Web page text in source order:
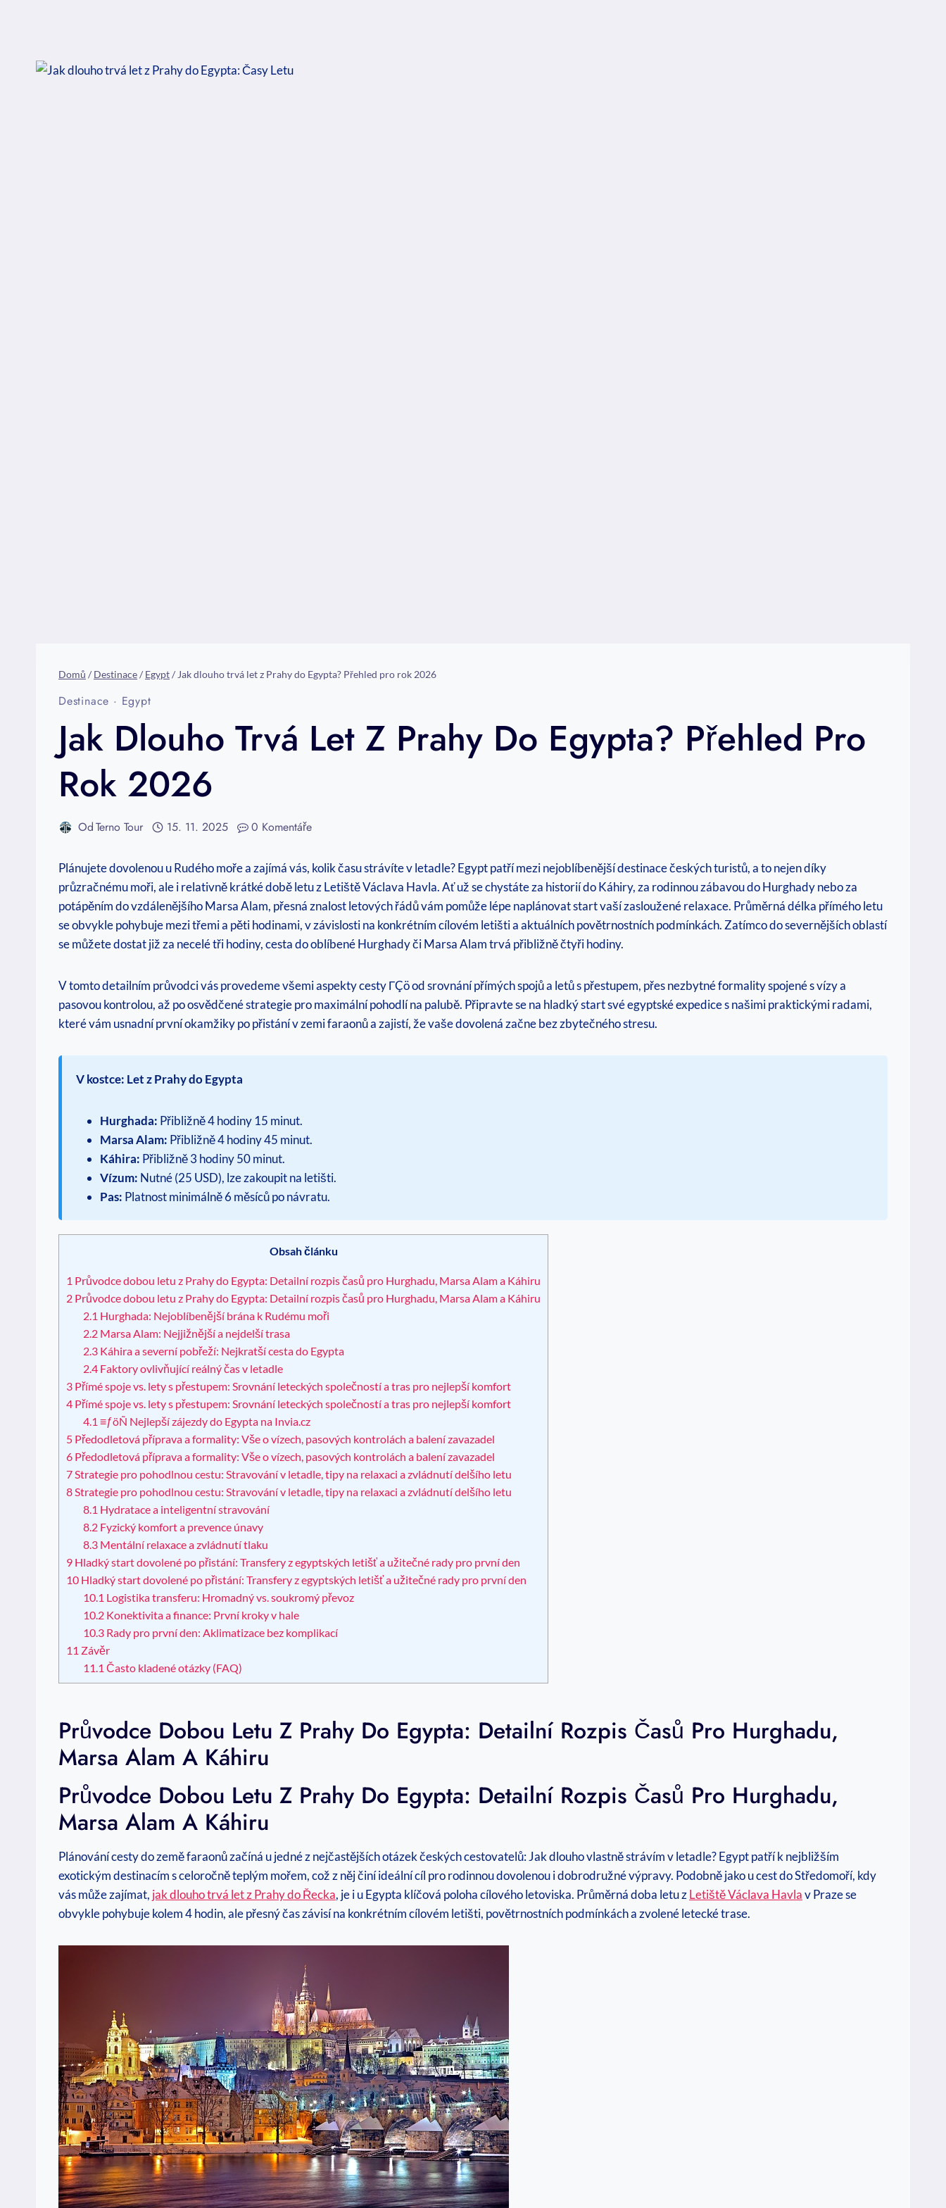
Domů / Destinace/ Egypt/ Jak dlouho trvá let z Prahy do Egypta? Přehled pro rok 2026
Destinace · Egypt
Jak Dlouho Trvá Let Z Prahy Do Egypta? Přehled Pro
Rok 2026
OdTerno Tour 15. 11. 2025 0 Komentáře
Plánujete dovolenou u Rudého moře a zajímá vás, kolik času strávíte v letadle? Egypt patří mezi nejoblíbenější destinace českých turistů, a to nejen díky
průzračnému moři, ale i relativně krátké době letu z Letiště Václava Havla. Ať už se chystáte za historií do Káhiry, za rodinnou zábavou do Hurghady nebo za
potápěním do vzdálenějšího Marsa Alam, přesná znalost letových řádů vám pomůže lépe naplánovat start vaší zasloužené relaxace. Průměrná délka přímého letu
se obvykle pohybuje mezi třemi a pěti hodinami, v závislosti na konkrétním cílovém letišti a aktuálních povětrnostních podmínkách. Zatímco do severnějších oblastí
se můžete dostat již za necelé tři hodiny, cesta do oblíbené Hurghady či Marsa Alam trvá přibližně čtyři hodiny.
V tomto detailním průvodci vás provedeme všemi aspekty cesty ΓÇö od srovnání přímých spojů a letů s přestupem, přes nezbytné formality spojené s vízy a
pasovou kontrolou, až po osvědčené strategie pro maximální pohodlí na palubě. Připravte se na hladký start své egyptské expedice s našimi praktickými radami,
které vám usnadní první okamžiky po přistání v zemi faraonů a zajistí, že vaše dovolená začne bez zbytečného stresu.
V kostce: Let z Prahy do Egypta
Hurghada: Přibližně 4 hodiny 15 minut.
Marsa Alam: Přibližně 4 hodiny 45 minut.
Káhira: Přibližně 3 hodiny 50 minut.
Vízum: Nutné (25 USD), lze zakoupit na letišti.
Pas: Platnost minimálně 6 měsíců po návratu.
Obsah článku
1 Průvodce dobou letu z Prahy do Egypta: Detailní rozpis časů pro Hurghadu, Marsa Alam a Káhiru
2 Průvodce dobou letu z Prahy do Egypta: Detailní rozpis časů pro Hurghadu, Marsa Alam a Káhiru
2.1 Hurghada: Nejoblíbenější brána k Rudému moři
2.2 Marsa Alam: Nejjižnější a nejdelší trasa
2.3 Káhira a severní pobřeží: Nejkratší cesta do Egypta
2.4 Faktory ovlivňující reálný čas v letadle
3 Přímé spoje vs. lety s přestupem: Srovnání leteckých společností a tras pro nejlepší komfort
4 Přímé spoje vs. lety s přestupem: Srovnání leteckých společností a tras pro nejlepší komfort
4.1 ≡ƒöÑ Nejlepší zájezdy do Egypta na Invia.cz
5 Předodletová příprava a formality: Vše o vízech, pasových kontrolách a balení zavazadel
6 Předodletová příprava a formality: Vše o vízech, pasových kontrolách a balení zavazadel
7 Strategie pro pohodlnou cestu: Stravování v letadle, tipy na relaxaci a zvládnutí delšího letu
8 Strategie pro pohodlnou cestu: Stravování v letadle, tipy na relaxaci a zvládnutí delšího letu
8.1 Hydratace a inteligentní stravování
8.2 Fyzický komfort a prevence únavy
8.3 Mentální relaxace a zvládnutí tlaku
9 Hladký start dovolené po přistání: Transfery z egyptských letišť a užitečné rady pro první den
10 Hladký start dovolené po přistání: Transfery z egyptských letišť a užitečné rady pro první den
10.1 Logistika transferu: Hromadný vs. soukromý převoz
10.2 Konektivita a finance: První kroky v hale
10.3 Rady pro první den: Aklimatizace bez komplikací
11 Závěr
11.1 Často kladené otázky (FAQ)
Průvodce Dobou Letu Z Prahy Do Egypta: Detailní Rozpis Časů Pro Hurghadu,
Marsa Alam A Káhiru
Průvodce Dobou Letu Z Prahy Do Egypta: Detailní Rozpis Časů Pro Hurghadu,
Marsa Alam A Káhiru
Plánování cesty do země faraonů začíná u jedné z nejčastějších otázek českých cestovatelů: Jak dlouho vlastně strávím v letadle? Egypt patří k nejbližším
exotickým destinacím s celoročně teplým mořem, což z něj činí ideální cíl pro rodinnou dovolenou i dobrodružné výpravy. Podobně jako u cest do Středomoří, kdy
vás může zajímat, jak dlouho trvá let z Prahy do Řecka, je i u Egypta klíčová poloha cílového letoviska. Průměrná doba letu zLetiště Václava Havlav Praze se
obvykle pohybuje kolem 4 hodin, ale přesný čas závisí na konkrétním cílovém letišti, povětrnostních podmínkách a zvolené letecké trase.